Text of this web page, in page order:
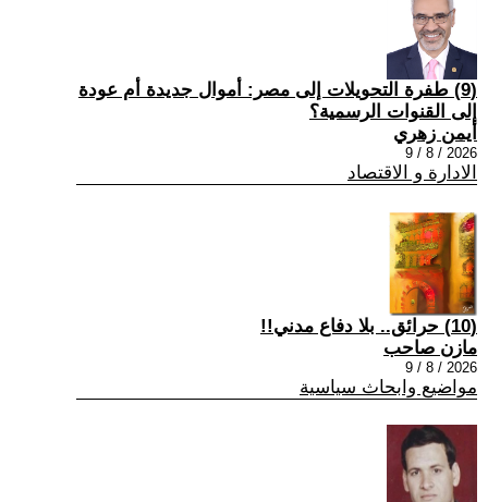
(9) طفرة التحويلات إلى مصر: أموال جديدة أم عودة
إلى القنوات الرسمية؟
أيمن زهري
2026 / 8 / 9
الادارة و الاقتصاد
(10) حرائق.. بلا دفاع مدني!!
مازن صاحب
2026 / 8 / 9
مواضيع وابحاث سياسية